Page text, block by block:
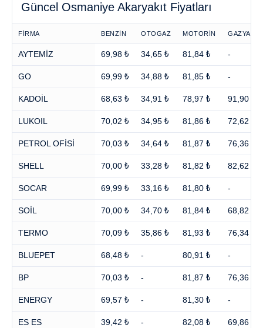
Güncel Osmaniye Akaryakıt Fiyatları
FİRMA BENZİN OTOGAZ MOTORİN GAZYAĞI
AYTEMİZ 69,98 ₺ 34,65 ₺ 81,84 ₺ -
GO 69,99 ₺ 34,88 ₺ 81,85 ₺ -
KADOİL 68,63 ₺ 34,91 ₺ 78,97 ₺ 91,90 ₺
LUKOIL 70,02 ₺ 34,95 ₺ 81,86 ₺ 72,62 ₺
PETROL OFİSİ 70,03 ₺ 34,64 ₺ 81,87 ₺ 76,36 ₺
SHELL 70,00 ₺ 33,28 ₺ 81,82 ₺ 82,62 ₺
SOCAR 69,99 ₺ 33,16 ₺ 81,80 ₺ -
SOİL 70,00 ₺ 34,70 ₺ 81,84 ₺ 68,82 ₺
TERMO 70,09 ₺ 35,86 ₺ 81,93 ₺ 76,34 ₺
BLUEPET 68,48 ₺ - 80,91 ₺ -
BP 70,03 ₺ - 81,87 ₺ 76,36 ₺
ENERGY 69,57 ₺ - 81,30 ₺ -
ES ES 39,42 ₺ - 82,08 ₺ 69,86 ₺